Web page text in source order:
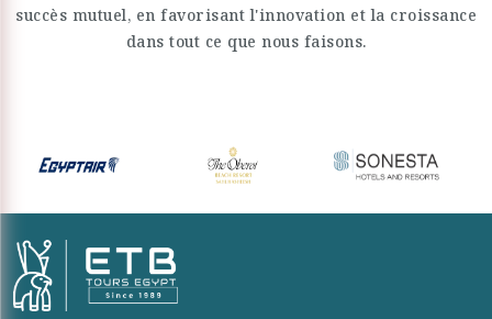
succès mutuel, en favorisant l'innovation et la croissance
dans tout ce que nous faisons.